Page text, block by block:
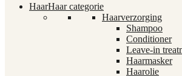
HaarHaar categorie
Haarverzorging
Shampoo
Conditioner
Leave-in
Haarmasker
Haarolie